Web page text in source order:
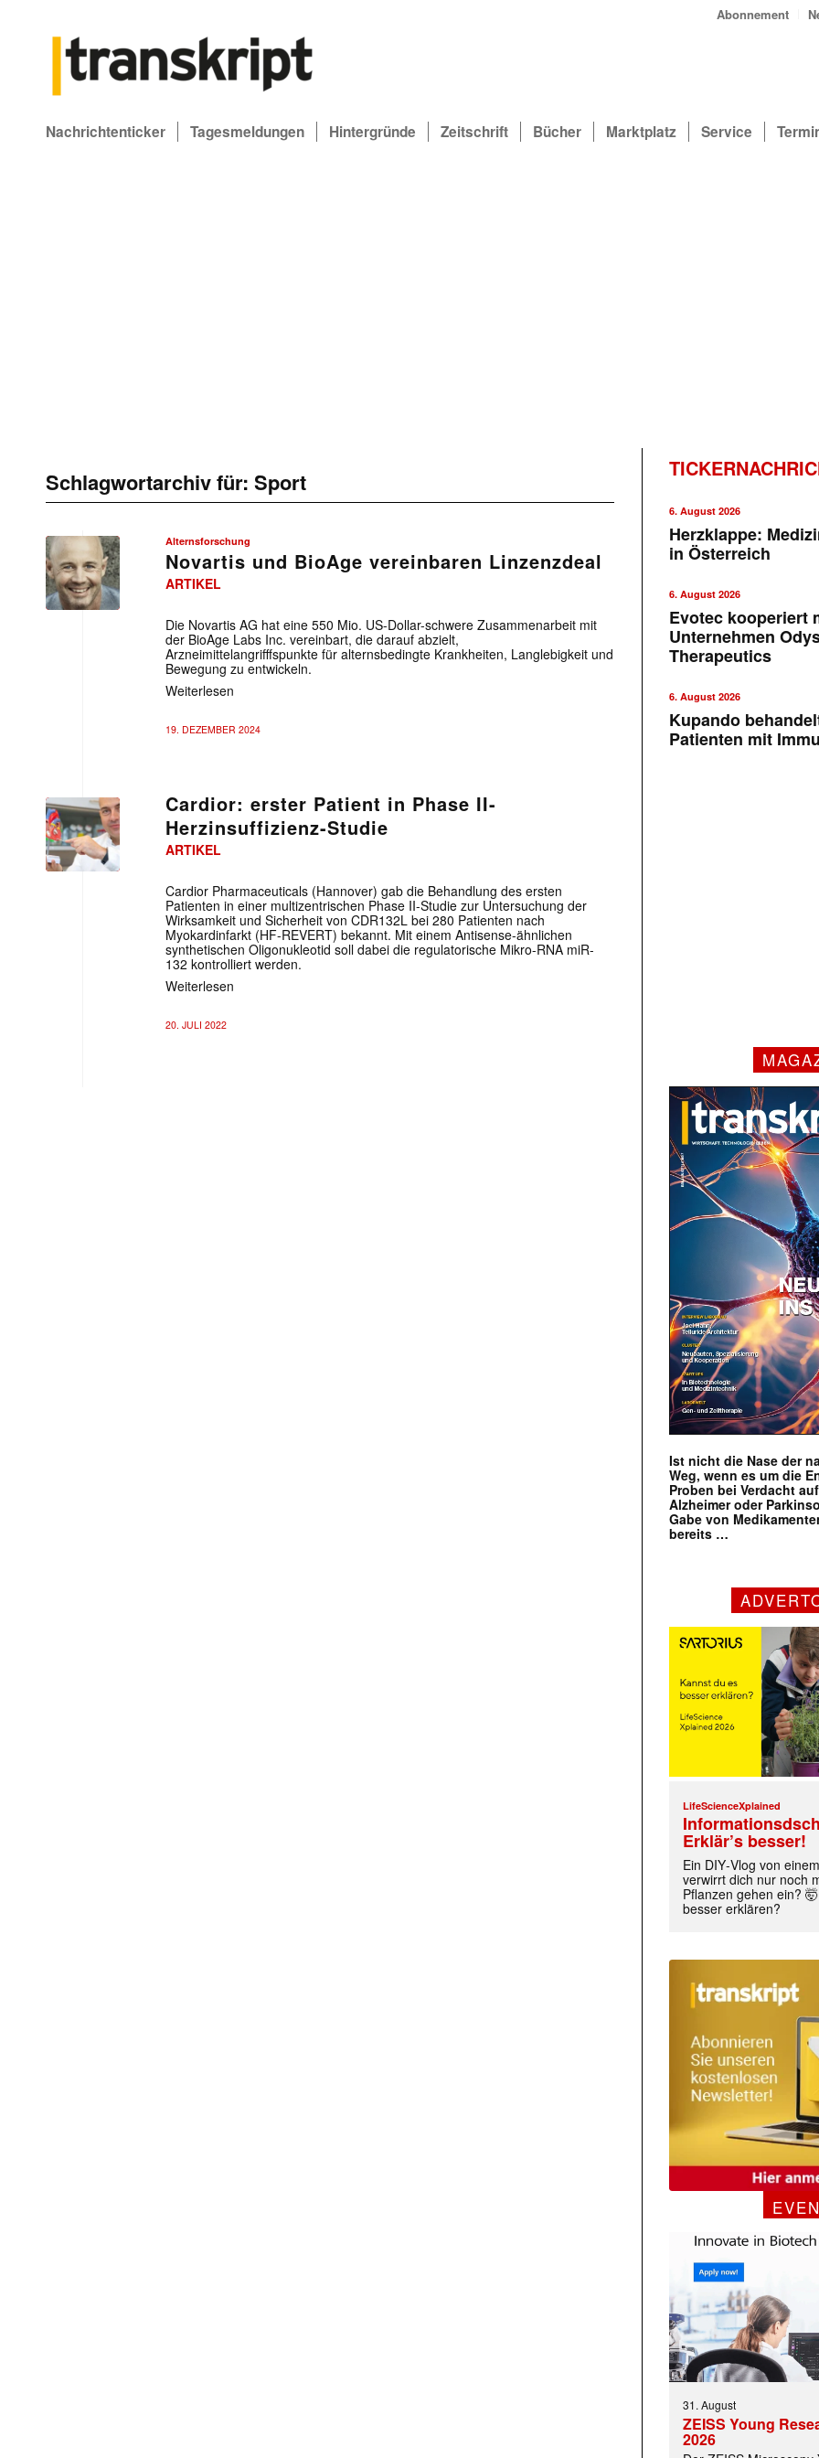
Abonnement
Nachrichtenticker Tagesmeldungen Hintergründe Zeitschrift Bücher Marktplatz Service
Schlagwortarchiv für: Sport
Alternsforschung
Novartis und BioAge vereinbaren Linzenzdeal
ARTIKEL
Die Novartis AG hat eine 550 Mio. US-Dollar-schwere Zusammenarbeit mit
der BioAge Labs Inc. vereinbart, die darauf abzielt,
Arzneimittelangrifffspunkte für alternsbedingte Krankheiten, Langlebigkeit und
Bewegung zu entwickeln.
Weiterlesen
19. DEZEMBER 2024
Cardior: erster Patient in Phase II-
Herzinsuffizienz-Studie
ARTIKEL
Cardior Pharmaceuticals (Hannover) gab die Behandlung des ersten
Patienten in einer multizentrischen Phase II-Studie zur Untersuchung der
Wirksamkeit und Sicherheit von CDR132L bei 280 Patienten nach
Myokardinfarkt (HF-REVERT) bekannt. Mit einem Antisense-ähnlichen
synthetischen Oligonukleotid soll dabei die regulatorische Mikro-RNA miR-
132 kontrolliert werden.
Weiterlesen
20. JULI 2022
6. August 2026
Herzklappe:
in Österreich
6. August 2026
Evotec kooperiert
Unternehmen
Therapeutics
6. August 2026
Kupando
Patienten mit
Ist nicht die Nase der
Weg, wenn es um die
Proben bei Verdacht
Alzheimer oder
Gabe von
bereits …
LifeScienceXplained
Erklär’s besser!
Ein DIY‑Vlog von
verwirrt dich nur noch
Pflanzen gehen ein?
besser erklären?
31. August
ZEISS Young
2026